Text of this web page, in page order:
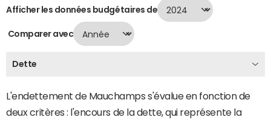
Afficher les données budgétaires de
Comparer avec
Dette
L'endettement de Mauchamps s'évalue en fonction de
deux critères : l'encours de la dette, qui représente la